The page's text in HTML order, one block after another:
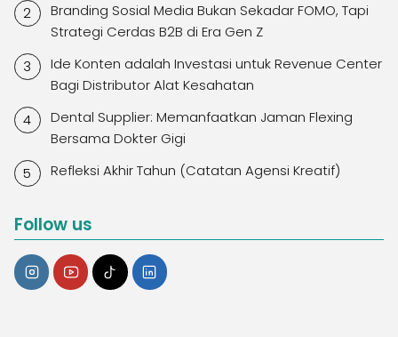
Branding Sosial Media Bukan Sekadar FOMO, Tapi
Strategi Cerdas B2B di Era Gen Z
Ide Konten adalah Investasi untuk Revenue Center
Bagi Distributor Alat Kesahatan
Dental Supplier: Memanfaatkan Jaman Flexing
Bersama Dokter Gigi
Refleksi Akhir Tahun (Catatan Agensi Kreatif)
Follow us